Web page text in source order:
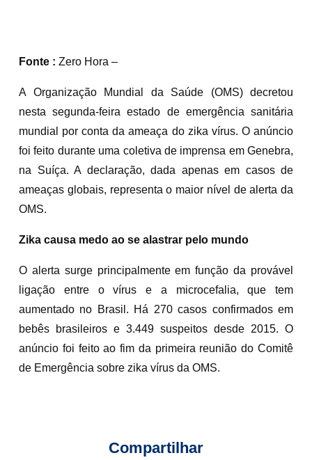
Fonte : Zero Hora –
A Organização Mundial da Saúde (OMS) decretou
nesta segunda-feira estado de emergência sanitária
mundial por conta da ameaça do zika vírus. O anúncio
foi feito durante uma coletiva de imprensa em Genebra,
na Suíça. A declaração, dada apenas em casos de
ameaças globais, representa o maior nível de alerta da
OMS.
Zika causa medo ao se alastrar pelo mundo
O alerta surge principalmente em função da provável
ligação entre o vírus e a microcefalia, que tem
aumentado no Brasil. Há 270 casos confirmados em
bebês brasileiros e 3.449 suspeitos desde 2015. O
anúncio foi feito ao fim da primeira reunião do Comitê
de Emergência sobre zika vírus da OMS.
Compartilhar